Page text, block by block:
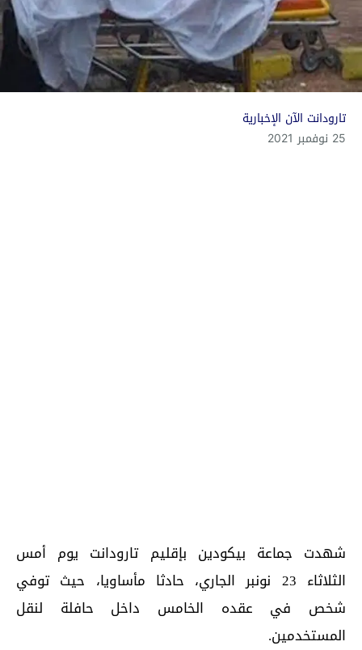
تارودانت الآن الإخبارية
25 نوفمبر 2021
شهدت جماعة بيكودين بإقليم تارودانت يوم أمس
الثلاثاء 23 نونبر الجاري، حادثا مأساويا، حيث توفي
شخص في عقده الخامس داخل حافلة لنقل
المستخدمين.